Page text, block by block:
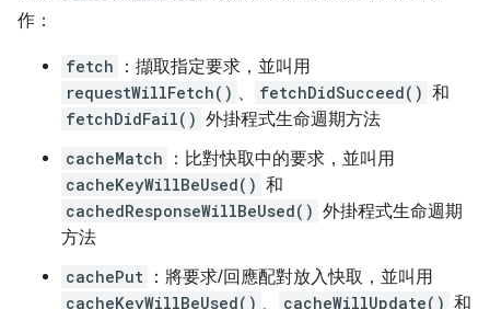
作：
fetch ：擷取指定要求，並叫用
requestWillFetch() 、 fetchDidSucceed() 和
fetchDidFail() 外掛程式生命週期方法
cacheMatch ：比對快取中的要求，並叫用
cacheKeyWillBeUsed() 和
cachedResponseWillBeUsed() 外掛程式生命週期
方法
cachePut ：將要求/回應配對放入快取，並叫用
cacheKeyWillBeUsed() 、 cacheWillUpdate() 和